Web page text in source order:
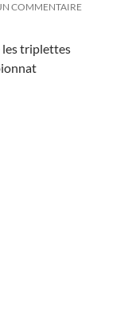
COMMENTAIRE
les triplettes